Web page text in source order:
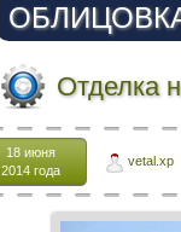
Отделка
18 июня
2014 года
vetal.xp